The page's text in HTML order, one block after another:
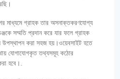
মাধ্যমে গ্রাহক তার অসনাক্তকরণযোগ্য
সম্মতি প্রদান করে যার ফলে গ্রাহক
উপস্থাপন করা সহজ হয়।ওয়েবসাইট হতে
যোগাযোগকৃত তথ্যসমূহ কঠোর
হবে।.